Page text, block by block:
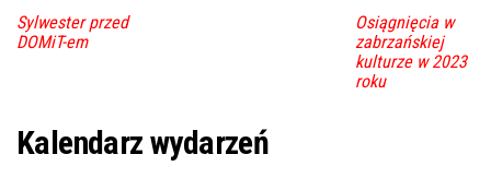
Sylwester przed
DOMiT-em
Osiągnięcia w
zabrzańskiej
kulturze w 2023
roku
Kalendarz wydarzeń